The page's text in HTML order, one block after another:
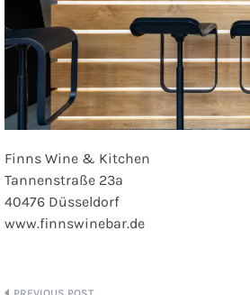
Finns Wine & Kitchen
Tannenstraße 23a
40476 Düsseldorf
www.finnswinebar.de